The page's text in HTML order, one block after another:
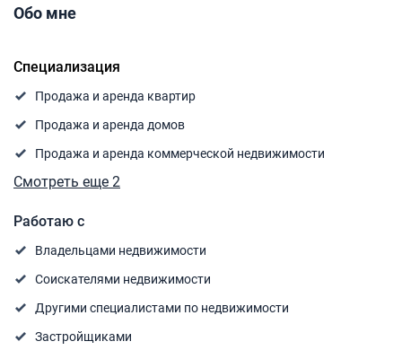
Обо мне
Специализация
Продажа и аренда квартир
Продажа и аренда домов
Продажа и аренда коммерческой недвижимости
Смотреть еще 2
Работаю с
Владельцами недвижимости
Соискателями недвижимости
Другими специалистами по недвижимости
Застройщиками